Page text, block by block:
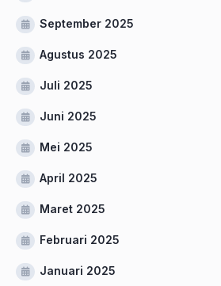
September 2025
Agustus 2025
Juli 2025
Juni 2025
Mei 2025
April 2025
Maret 2025
Februari 2025
Januari 2025